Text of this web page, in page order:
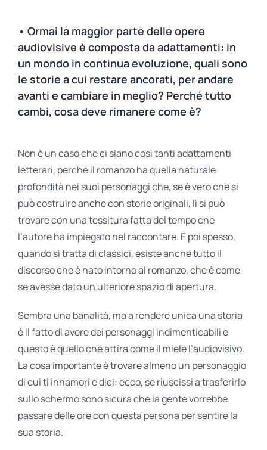
• Ormai la maggior parte delle opere
audiovisive è composta da adattamenti: in
un mondo in continua evoluzione, quali sono
le storie a cui restare ancorati, per andare
avanti e cambiare in meglio? Perché tutto
cambi, cosa deve rimanere come è?
Non è un caso che ci siano così tanti adattamenti
letterari, perché il romanzo ha quella naturale
profondità nei suoi personaggi che, se è vero che si
può costruire anche con storie originali, lì si può
trovare con una tessitura fatta del tempo che
l’autore ha impiegato nel raccontare. E poi spesso,
quando si tratta di classici, esiste anche tutto il
discorso che è nato intorno al romanzo, che è come
se avesse dato un ulteriore spazio di apertura.
Sembra una banalità, ma a rendere unica una storia
è il fatto di avere dei personaggi indimenticabili e
questo è quello che attira come il miele l’audiovisivo.
La cosa importante è trovare almeno un personaggio
di cui ti innamori e dici: ecco, se riuscissi a trasferirlo
sullo schermo sono sicura che la gente vorrebbe
passare delle ore con questa persona per sentire la
sua storia.